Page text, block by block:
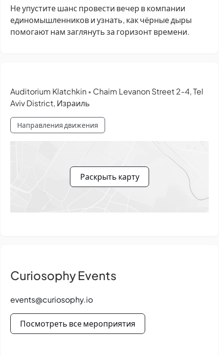
Не упустите шанс провести вечер в компании
единомышленников и узнать, как чёрные дыры
помогают нам заглянуть за горизонт времени.
Auditorium Klatchkin • Chaim Levanon Street 2-4, Tel
Aviv District, Израиль
Направления движения
Раскрыть карту
Curiosophy Events
events@curiosophy.io
Посмотреть все мероприятия